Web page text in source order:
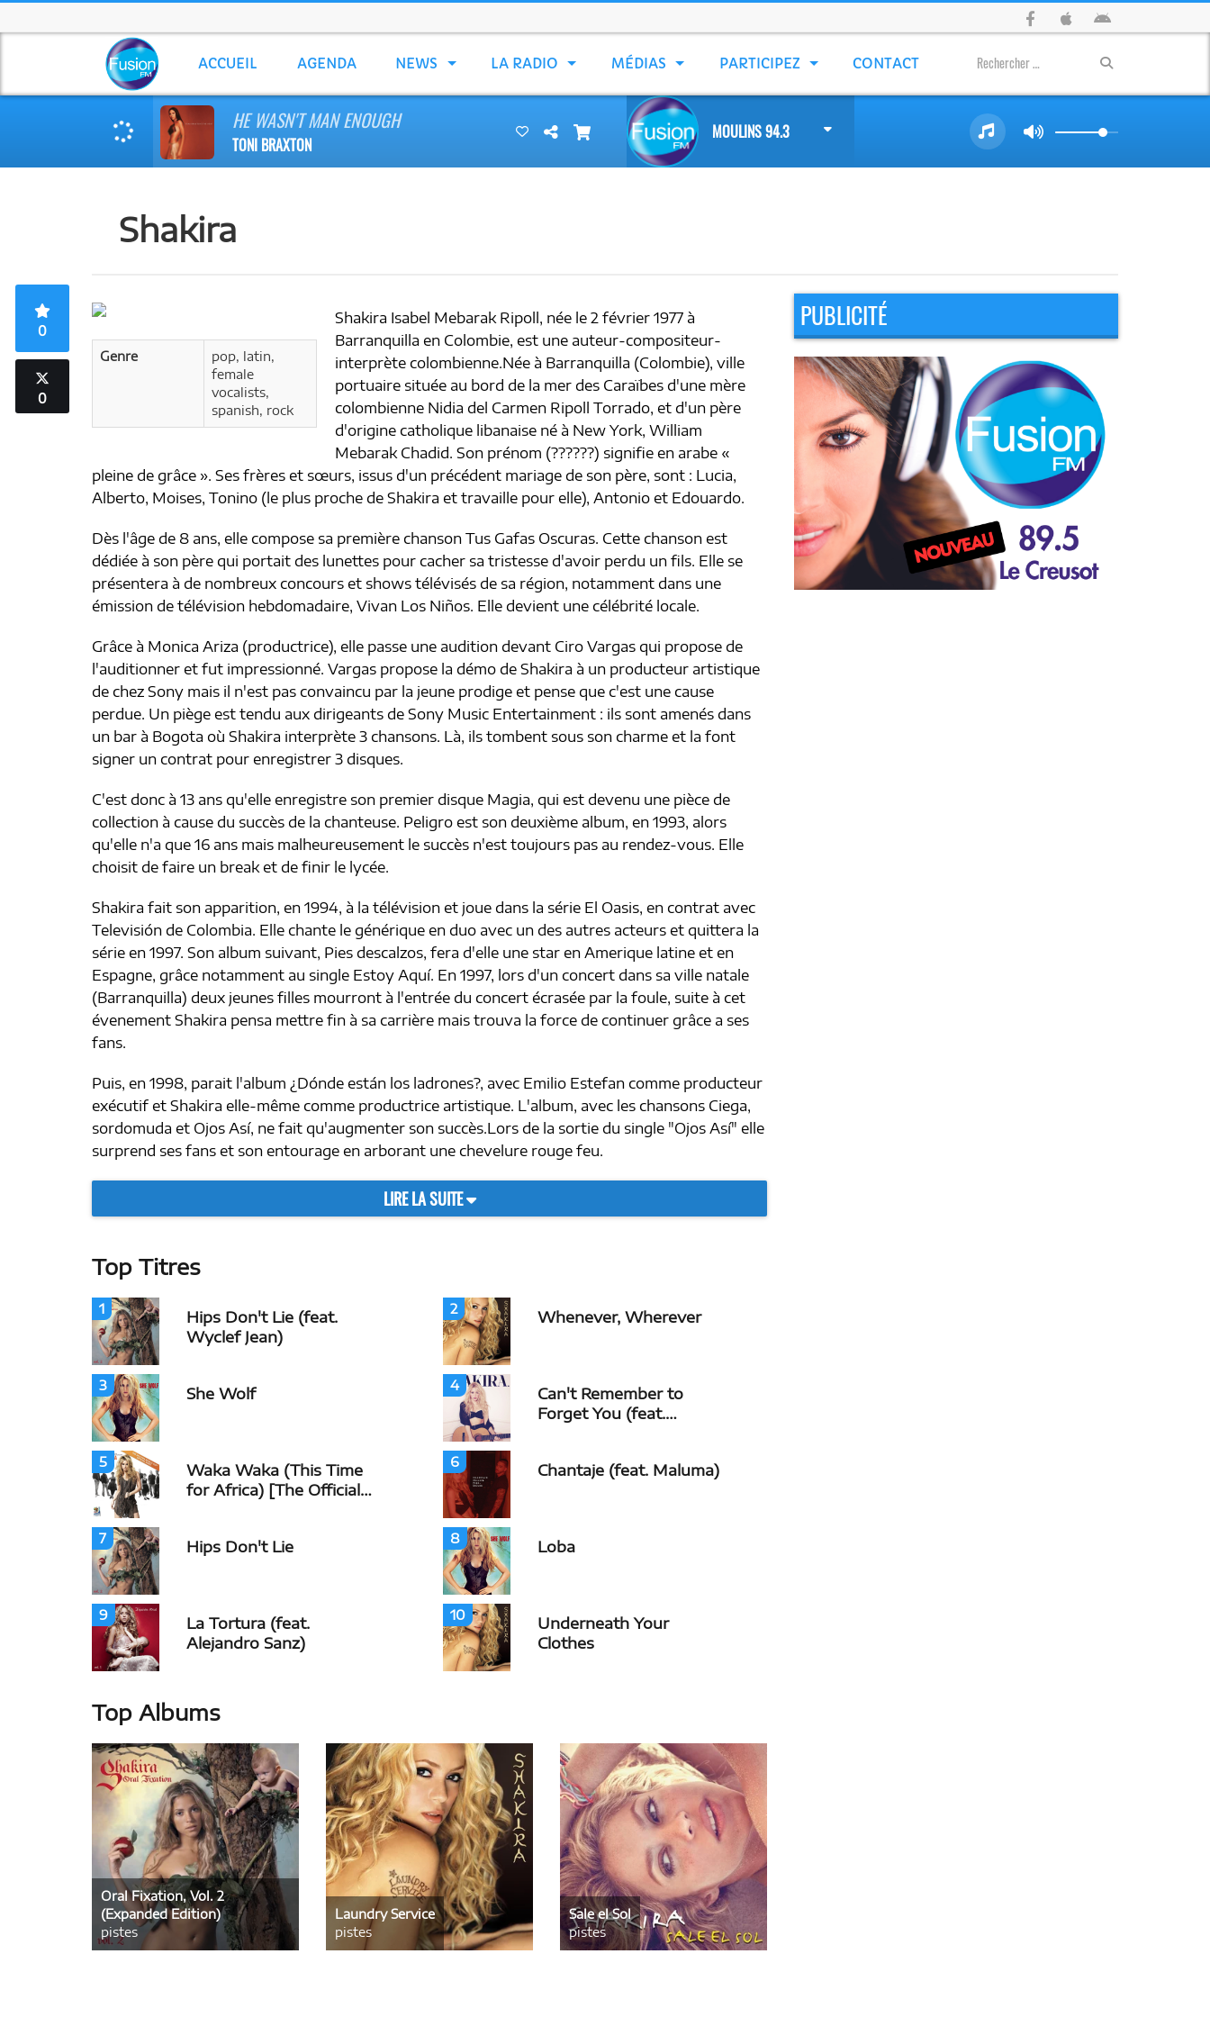
ACCUEIL AGENDA NEWS LA RADIO MÉDIAS PARTICIPEZ CONTACT
HE WASN'T MAN ENOUGH
TONI BRAXTON
MOULINS 94.3
Shakira
0
0
Genre
pop, latin,
female
vocalists,
spanish, rock
Shakira Isabel Mebarak Ripoll, née le 2 février 1977 à
Barranquilla en Colombie, est une auteur-compositeur-
interprète colombienne.Née à Barranquilla (Colombie), ville
portuaire située au bord de la mer des Caraïbes d'une mère
colombienne Nidia del Carmen Ripoll Torrado, et d'un père
d'origine catholique libanaise né à New York, William
Mebarak Chadid. Son prénom (??????) signifie en arabe «
pleine de grâce ». Ses frères et sœurs, issus d'un précédent mariage de son père, sont : Lucia,
Alberto, Moises, Tonino (le plus proche de Shakira et travaille pour elle), Antonio et Edouardo.
Dès l'âge de 8 ans, elle compose sa première chanson Tus Gafas Oscuras. Cette chanson est
dédiée à son père qui portait des lunettes pour cacher sa tristesse d'avoir perdu un fils. Elle se
présentera à de nombreux concours et shows télévisés de sa région, notamment dans une
émission de télévision hebdomadaire, Vivan Los Niños. Elle devient une célébrité locale.
Grâce à Monica Ariza (productrice), elle passe une audition devant Ciro Vargas qui propose de
l'auditionner et fut impressionné. Vargas propose la démo de Shakira à un producteur artistique
de chez Sony mais il n'est pas convaincu par la jeune prodige et pense que c'est une cause
perdue. Un piège est tendu aux dirigeants de Sony Music Entertainment : ils sont amenés dans
un bar à Bogota où Shakira interprète 3 chansons. Là, ils tombent sous son charme et la font
signer un contrat pour enregistrer 3 disques.
C'est donc à 13 ans qu'elle enregistre son premier disque Magia, qui est devenu une pièce de
collection à cause du succès de la chanteuse. Peligro est son deuxième album, en 1993, alors
qu'elle n'a que 16 ans mais malheureusement le succès n'est toujours pas au rendez-vous. Elle
choisit de faire un break et de finir le lycée.
Shakira fait son apparition, en 1994, à la télévision et joue dans la série El Oasis, en contrat avec
Televisión de Colombia. Elle chante le générique en duo avec un des autres acteurs et quittera la
série en 1997. Son album suivant, Pies descalzos, fera d'elle une star en Amerique latine et en
Espagne, grâce notamment au single Estoy Aquí. En 1997, lors d'un concert dans sa ville natale
(Barranquilla) deux jeunes filles mourront à l'entrée du concert écrasée par la foule, suite à cet
évenement Shakira pensa mettre fin à sa carrière mais trouva la force de continuer grâce a ses
fans.
Puis, en 1998, parait l'album ¿Dónde están los ladrones?, avec Emilio Estefan comme producteur
exécutif et Shakira elle-même comme productrice artistique. L'album, avec les chansons Ciega,
sordomuda et Ojos Así, ne fait qu'augmenter son succès.Lors de la sortie du single "Ojos Así" elle
surprend ses fans et son entourage en arborant une chevelure rouge feu.
LIRE LA SUITE
Top Titres
1
Hips Don't Lie (feat.
Wyclef Jean)
2 Whenever, Wherever
3 She Wolf 4
Can't Remember to
Forget You (feat.
5
Waka Waka (This Time
for Africa) [The Official
Freshlyground)
6 Chantaje (feat. Maluma)
7 Hips Don't Lie 8 Loba
9
La Tortura (feat.
Alejandro Sanz)
10
Underneath Your
Clothes
Top Albums
Oral Fixation, Vol. 2
(Expanded Edition)
pistes
Laundry Service
pistes
Sale el Sol
pistes
PUBLICITÉ